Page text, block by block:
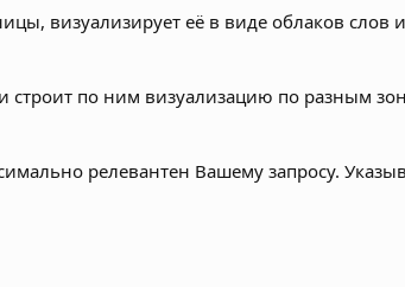
визуализирует её в виде облаков слов
строит по ним визуализацию по разным
релевантен Вашему запросу.